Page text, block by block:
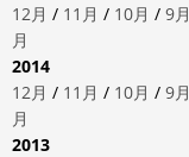
12月 / 11月 / 10月 / 9月
月
2014
12月 / 11月 / 10月 / 9月
月
2013